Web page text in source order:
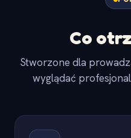
Co
Stworzone dla
wyglądać